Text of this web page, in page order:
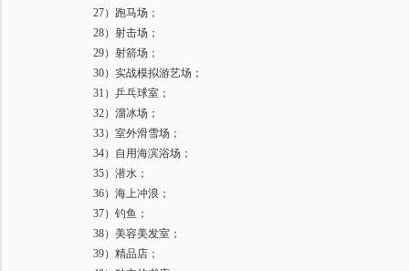
27）跑马场；
28）射击场；
29）射箭场；
30）实战模拟游艺场；
31 ）乒乓球室；
32）溜冰场；
33）室外滑雪场；
34）自用海滨浴场；
35）潜水；
36）海上冲浪；
37）钓鱼；
38）美容美发室；
39）精品店；